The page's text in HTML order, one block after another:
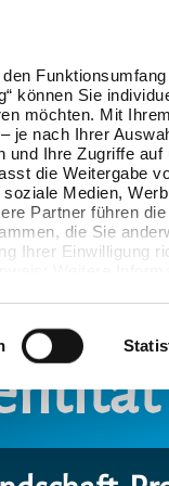
können Sie
möchten. Mit
je nach Ihrer
und Ihre Zugriffe
die Weitergabe
Medien,
Partner führen
die Sie
Ihrer Einwilligung
dass hiervon